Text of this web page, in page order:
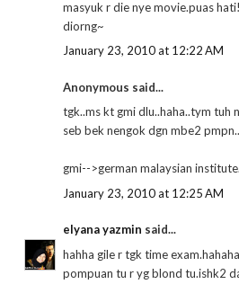
masyuk r die nye movie.puas
diorng~
January 23, 2010 at 12:22 AM
Anonymous said...
tgk..ms kt gmi dlu..haha..tym tuh
seb bek nengok dgn mbe2
gmi-->german malaysian
January 23, 2010 at 12:25 AM
elyana yazmin said...
hahha gile r tgk time
pompuan tu r yg blond tu.ishk2